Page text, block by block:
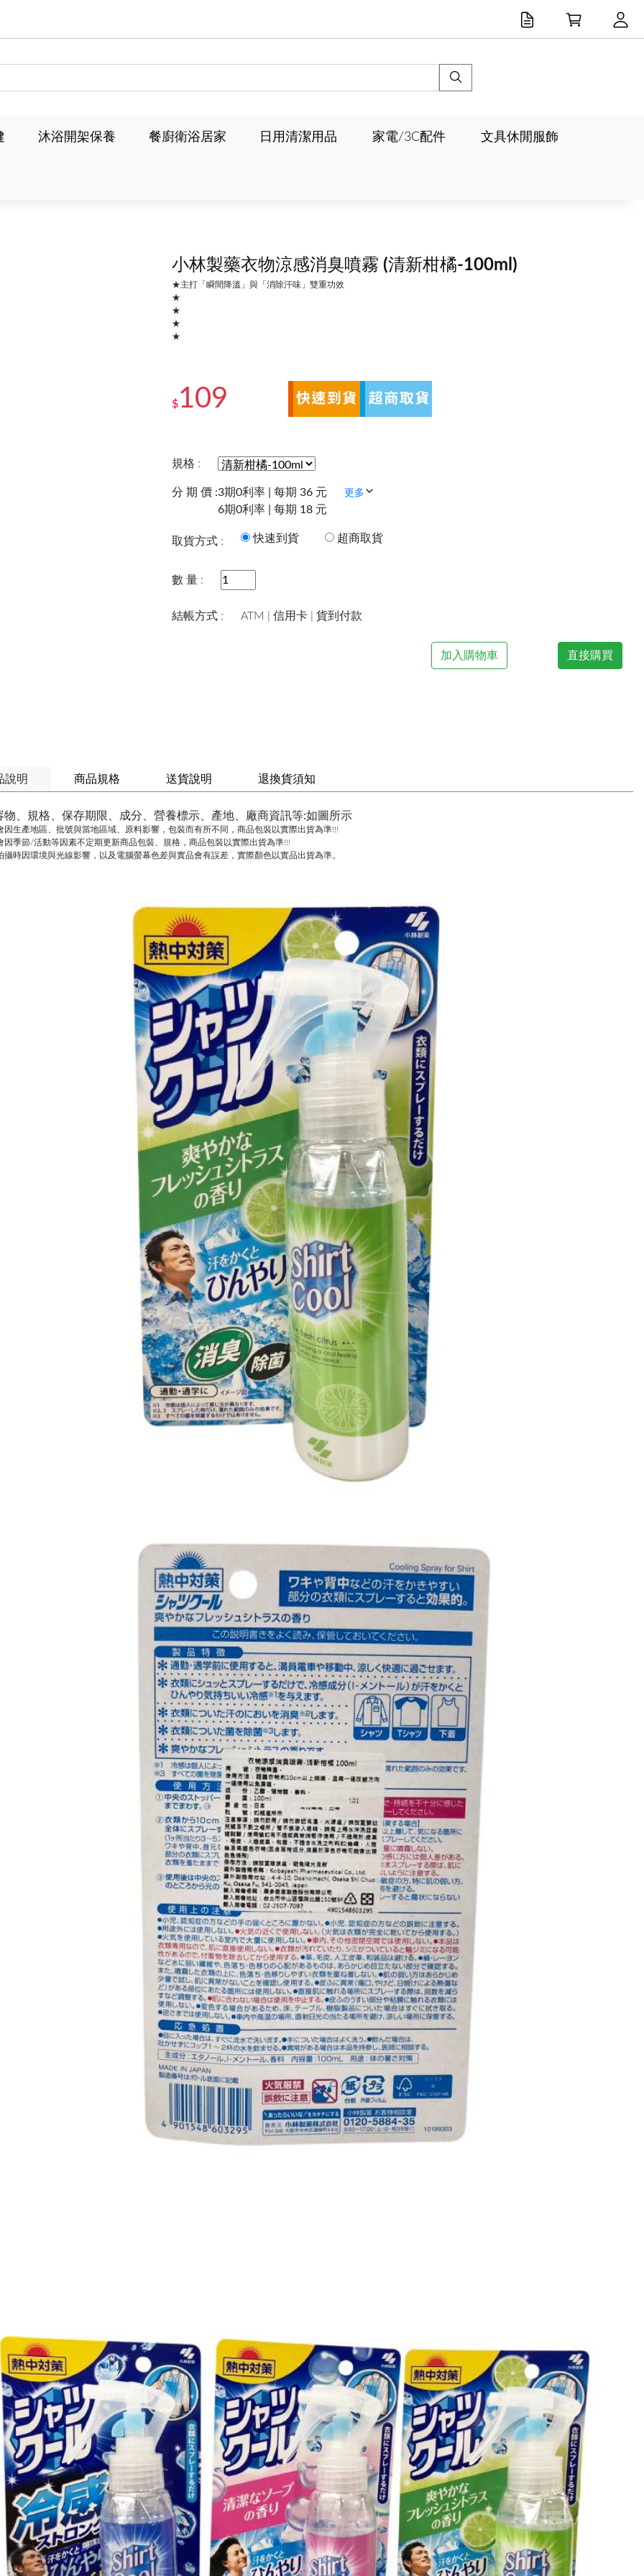
沐浴開架保養 餐廚衛浴居家 日用清潔用品 家電/3C配件 文具休閒服飾
小林製藥衣物涼感消臭噴霧 (清新柑橘-100ml)
★主打「瞬間降溫」與「消除汗味」雙重功效
★
★
★
★
$109
規格 :
分 期 價 :3期0利率 | 每期 36 元
6期0利率 | 每期 18 元
更多
取貨方式 : 快速到貨 超商取貨
數 量 :
結帳方式 : ATM | 信用卡 | 貨到付款
加入購物車 直接購買
說明 商品規格 送貨說明 退換貨須知
、規格、保存期限、成分、營養標示、產地、廠商資訊等:如圖所示
生產地區、批號與當地區域、原料影響，包裝而有所不同，商品包裝以實際出貨為準!!!
季節/活動等因素不定期更新商品包裝、規格，商品包裝以實際出貨為準!!!
時因環境與光線影響，以及電腦螢幕色差與實品會有誤差，實際顏色以實品出貨為準。